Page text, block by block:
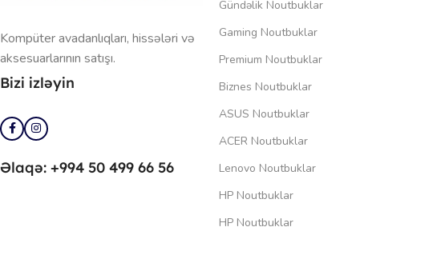
Kompüter avadanlıqları, hissələri və
aksesuarlarının satışı.
Bizi izləyin
Əlaqə: +994 50 499 66 56
Gündəlik Noutbuklar
Gaming Noutbuklar
Premium Noutbuklar
Biznes Noutbuklar
ASUS Noutbuklar
ACER Noutbuklar
Lenovo Noutbuklar
HP Noutbuklar
HP Noutbuklar